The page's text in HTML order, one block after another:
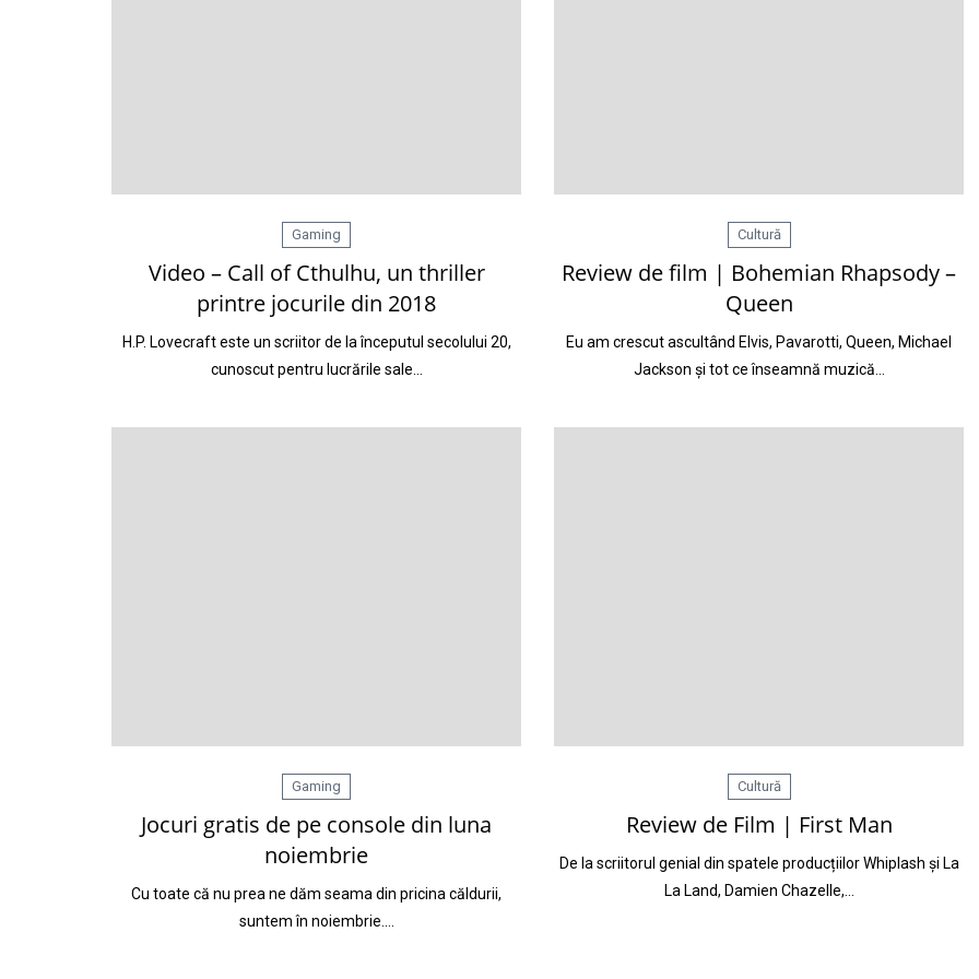
Gaming
Video – Call of Cthulhu, un thriller
printre jocurile din 2018
H.P. Lovecraft este un scriitor de la începutul secolului 20,
cunoscut pentru lucrările sale…
Cultură
Review de film | Bohemian Rhapsody –
Queen
Eu am crescut ascultând Elvis, Pavarotti, Queen, Michael
Jackson și tot ce înseamnă muzică…
Gaming
Jocuri gratis de pe console din luna
noiembrie
Cu toate că nu prea ne dăm seama din pricina căldurii,
suntem în noiembrie.…
Cultură
Review de Film | First Man
De la scriitorul genial din spatele producțiilor Whiplash și La
La Land, Damien Chazelle,…